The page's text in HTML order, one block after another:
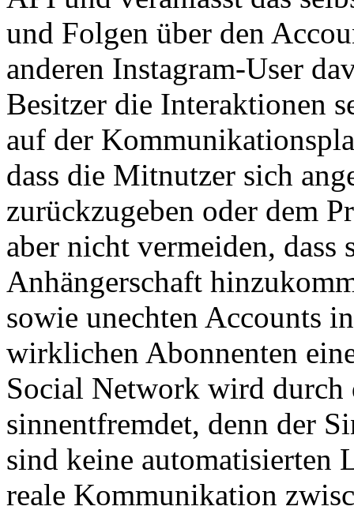
und Folgen über den
anderen Instagram-User
Besitzer die Interaktionen
auf der
dass die Mitnutzer sich
zurückzugeben oder dem
aber nicht vermeiden, dass
Anhängerschaft
sowie unechten Accounts
wirklichen Abonnenten
Social Network wird
sinnentfremdet, denn der
sind keine automatisierten
reale Kommunikation